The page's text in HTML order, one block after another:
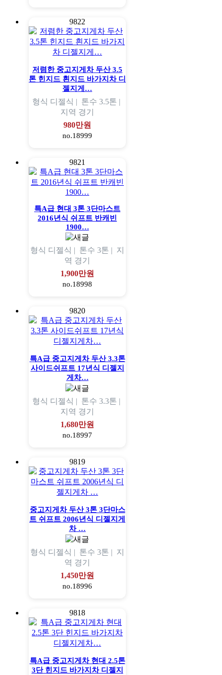
9822
저렴한 중고지게차 두산 3.5
톤 힌지드 흰지드 바가지차 디
젤지게…
형식 디젤식 | 톤수 3.5톤 |
지역 경기
980만원
no.18999
9821
특A급 현대 3톤 3단마스트
2016년식 쉬프트 반캐빈
1900…
형식 디젤식 | 톤수 3톤 | 지
역 경기
1,900만원
no.18998
9820
특A급 중고지게차 두산 3.3톤
사이드쉬프트 17년식 디젤지
게차…
형식 디젤식 | 톤수 3.3톤 |
지역 경기
1,680만원
no.18997
9819
중고지게차 두산 3톤 3단마스
트 쉬프트 2006년식 디젤지게
차 …
형식 디젤식 | 톤수 3톤 | 지
역 경기
1,450만원
no.18996
9818
특A급 중고지게차 현대 2.5톤
3단 힌지드 바가지차 디젤지